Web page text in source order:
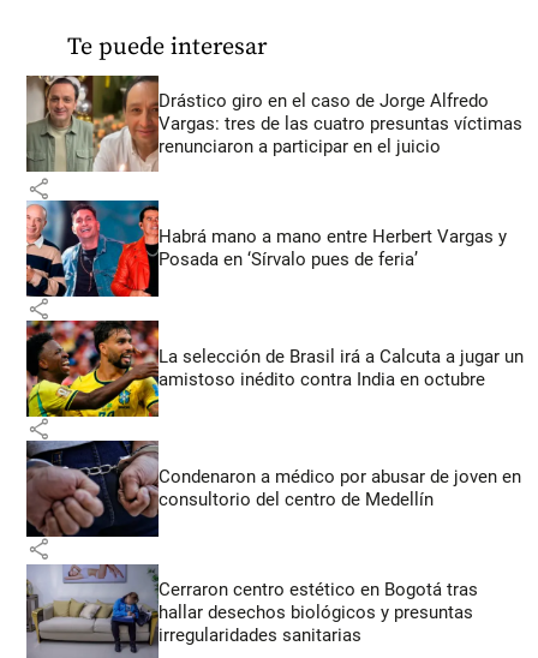
Te puede interesar
Drástico giro en el caso de Jorge Alfredo
Vargas: tres de las cuatro presuntas víctimas
renunciaron a participar en el juicio
share
Habrá mano a mano entre Herbert Vargas y
Posada en ‘Sírvalo pues de feria’
share
La selección de Brasil irá a Calcuta a jugar un
amistoso inédito contra India en octubre
share
Condenaron a médico por abusar de joven en
consultorio del centro de Medellín
share
Cerraron centro estético en Bogotá tras
hallar desechos biológicos y presuntas
irregularidades sanitarias